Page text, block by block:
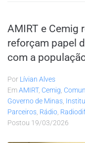
AMIRT e Cemig
reforçam papel
com a
Por Lívian Alves
EmAMIRT, Cemig
Governo de Minas
Parceiros Rádio
Postou 19/03/2026